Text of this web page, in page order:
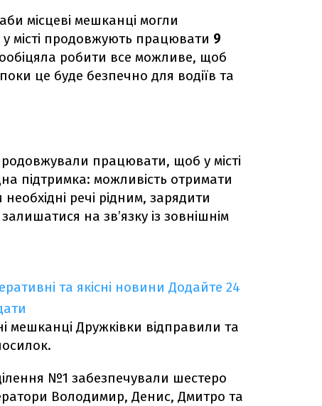
місцеві мешканці могли
місті продовжують працювати 9
робити все можливе, щоб
це буде безпечно для водіїв та
працювати, щоб у місті
підтримка: можливість отримати
речі рідним, зарядити
на зв’язку із зовнішнім
та якісні новини Додайте 24
мешканці Дружківки відправили та
№1 забезпечували шестеро
Володимир, Денис, Дмитро та